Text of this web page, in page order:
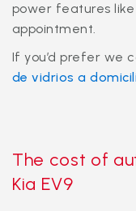
power features
appointment.
If you’d prefer we
de vidrios a
The cost of
Kia EV9